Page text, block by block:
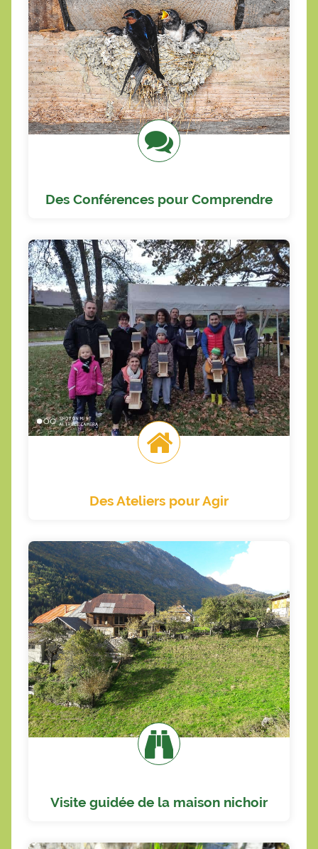
Des Conférences pour Comprendre
Vous voulez tout savoir sur les hirondelles ?
Au travers de discussion et d'échanges,
découvrez leur façon de vivre. Thème au
choix.
Plus d'infos
Des Ateliers pour Agir
Associations, communes, familles, ami(e)s.
Et si on passait ensemble une demi journée
instructive, ludique, et conviviale, tout en
donnant un coup de pouce à la
biodiversité?
Faire un atelier
Visite guidée de la maison nichoir
comment aménager son jardin pour
accueillir la biodiversité? nichoir, végétation
spontanée, tas de pierre, pile de bois
branchage... Où? Quand? comment?
En savoir plus